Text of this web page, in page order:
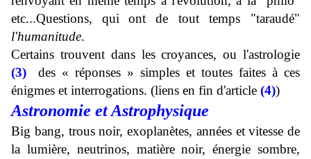
etc...Questions,
qui ont
de tout temps "taraudé"
l'humanitude.
Certains trouvent dans les croyances, ou l'astrologie
(3)
des « réponses » simples et toutes faites à ces
énigmes et interrogations. (liens en fin d'article (4))
Astronomie et Astrophysique
Big bang, trous noir, exoplanètes, années et vitesse de
la lumière, neutrinos, matière noir, énergie sombre,